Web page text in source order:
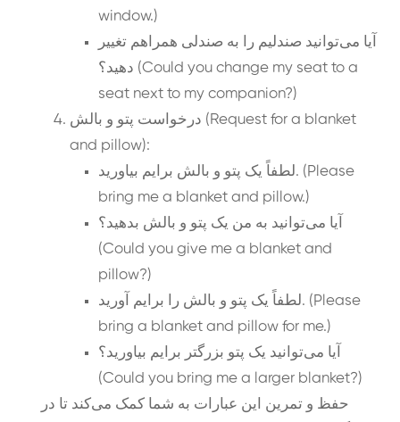
window.)
آیا می‌توانید صندلیم را به صندلی همراهم تغییر
دهید؟ (Could you change my seat to a
seat next to my companion?)
درخواست پتو و بالش (Request for a blanket
and pillow):
لطفاً یک پتو و بالش برایم بیاورید. (Please
bring me a blanket and pillow.)
آیا می‌توانید به من یک پتو و بالش بدهید؟
(Could you give me a blanket and
pillow?)
لطفاً یک پتو و بالش را برایم آورید. (Please
bring a blanket and pillow for me.)
آیا می‌توانید یک پتو بزرگتر برایم بیاورید؟
(Could you bring me a larger blanket?)
حفظ و تمرین این عبارات به شما کمک می‌کند تا در